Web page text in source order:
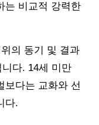
는 비교적 강력한
의 동기 및 결과
다. 14세 미만
보다는 교화와 선
다.